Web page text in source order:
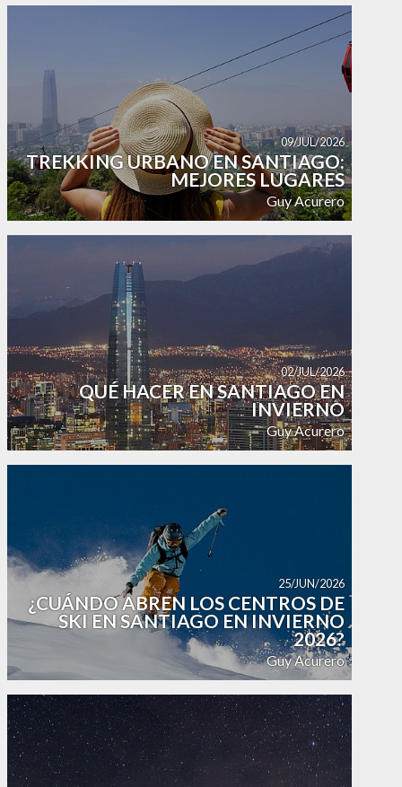
TREKKING URBANO EN SANTIAGO:
MEJORES LUGARES
Guy Acurero
09/JUL/2026
QUÉ HACER EN SANTIAGO EN
INVIERNO
Guy Acurero
02/JUL/2026
¿CUÁNDO ABREN LOS CENTROS DE
SKI EN SANTIAGO EN INVIERNO
2026?
Guy Acurero
25/JUN/2026